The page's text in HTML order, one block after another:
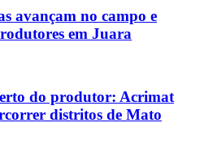
avançam no campo e
em Juara
do produtor: Acrimat
distritos de Mato